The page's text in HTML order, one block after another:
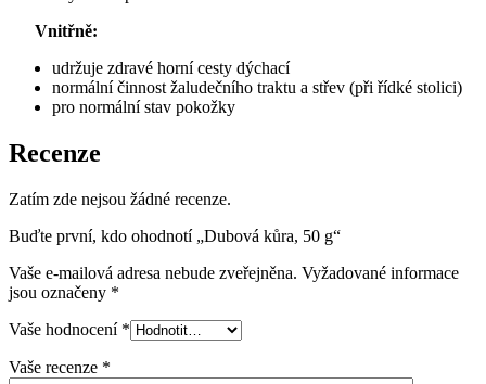
Vnitřně:
udržuje zdravé horní cesty dýchací
normální činnost žaludečního traktu a střev (při řídké stolici)
pro normální stav pokožky
Recenze
Zatím zde nejsou žádné recenze.
Buďte první, kdo ohodnotí „Dubová kůra, 50 g“
Vaše e-mailová adresa nebude zveřejněna. Vyžadované informace
jsou označeny *
Vaše hodnocení *
Vaše recenze *